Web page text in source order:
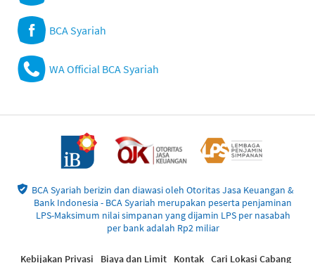
BCA Syariah
WA Official BCA Syariah
BCA Syariah berizin dan diawasi oleh Otoritas Jasa Keuangan &
Bank Indonesia - BCA Syariah merupakan peserta penjaminan
LPS-Maksimum nilai simpanan yang dijamin LPS per nasabah
per bank adalah Rp2 miliar
Kebijakan Privasi Biaya dan Limit Kontak Cari Lokasi Cabang